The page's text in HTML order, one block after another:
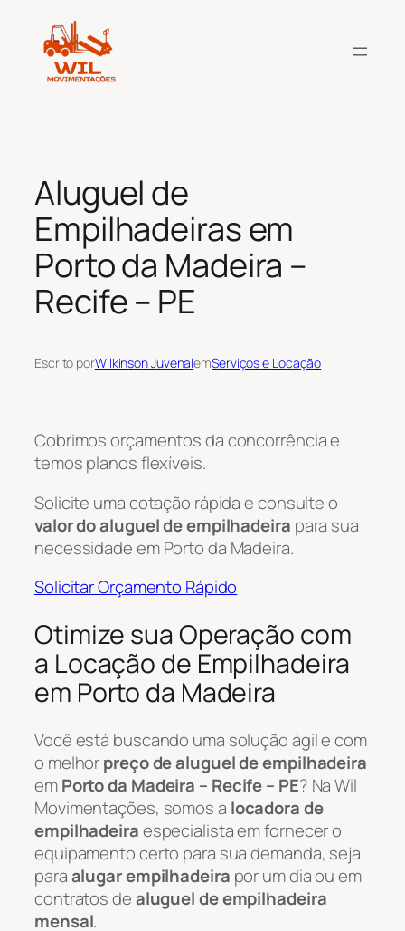
conteúdo
Aluguel de
Empilhadeiras em
Porto da Madeira –
Recife – PE
Escrito porWilkinson JuvenalemServiços e Locação
Cobrimos orçamentos da concorrência e
temos planos flexíveis.
Solicite uma cotação rápida e consulte o
valor do aluguel de empilhadeira para sua
necessidade em Porto da Madeira.
Solicitar Orçamento Rápido
Otimize sua Operação com
a Locação de Empilhadeira
em Porto da Madeira
Você está buscando uma solução ágil e com
o melhorpreço de aluguel de empilhadeira
emPorto da Madeira – Recife – PE? Na Wil
Movimentações, somos a locadora de
empilhadeiraespecialista em fornecer o
equipamento certo para sua demanda, seja
paraalugar empilhadeira por um dia ou em
contratos dealuguel de empilhadeira
mensal.